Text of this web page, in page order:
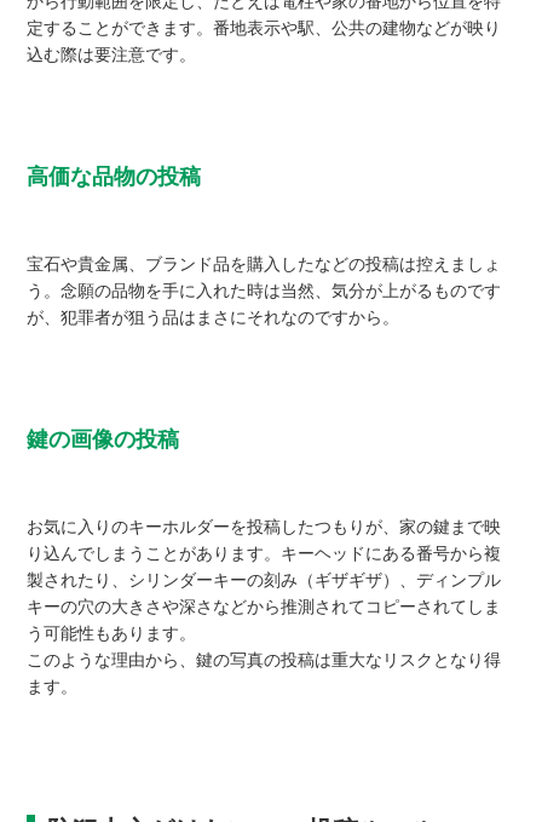
定することができます。番地表示や駅、公共の建物などが映り
込む際は要注意です。
高価な品物の投稿
宝石や貴金属、ブランド品を購入したなどの投稿は控えましょ
う。念願の品物を手に入れた時は当然、気分が上がるものです
が、犯罪者が狙う品はまさにそれなのですから。
鍵の画像の投稿
お気に入りのキーホルダーを投稿したつもりが、家の鍵まで映
り込んでしまうことがあります。キーヘッドにある番号から複
製されたり、シリンダーキーの刻み（ギザギザ）、ディンプル
キーの穴の大きさや深さなどから推測されてコピーされてしま
う可能性もあります。
このような理由から、鍵の写真の投稿は重大なリスクとなり得
ます。